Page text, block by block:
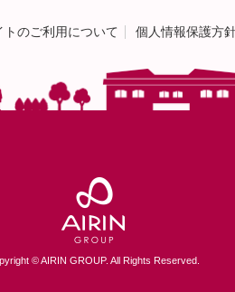
トのご利用について 個人情報保護方
© AIRIN GROUP. All Rights Reserved.